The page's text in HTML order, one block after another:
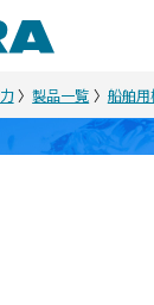
製品一覧 船舶用